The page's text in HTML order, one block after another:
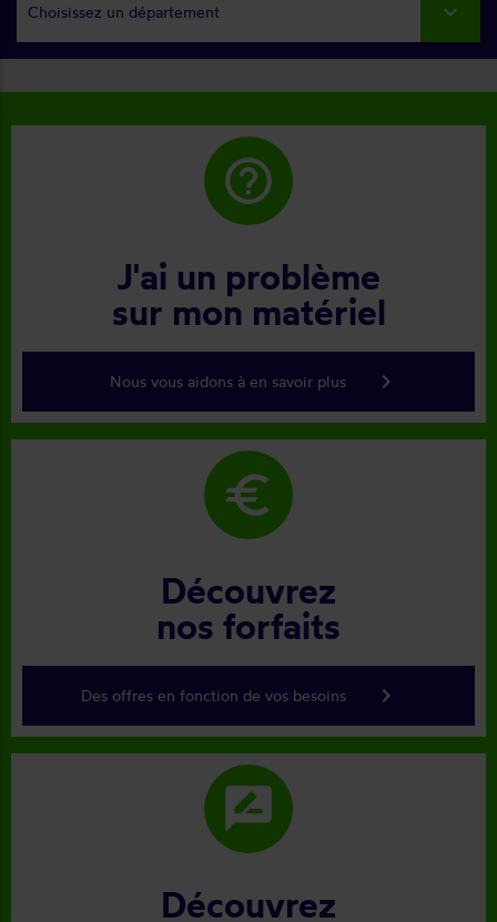
Choisissez un département
help_outline
J'ai un problème
sur mon matériel
Nous vous aidons à en savoir plus keyboard_arrow_right
euro
Découvrez
nos forfaits
Des offres en fonction de vos besoins keyboard_arrow_right
rate_review
Découvrez